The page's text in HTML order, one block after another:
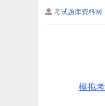
考试题库资料网
模拟